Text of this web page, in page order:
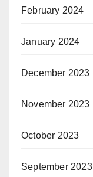
February 2024
January 2024
December 2023
November 2023
October 2023
September 2023